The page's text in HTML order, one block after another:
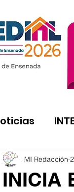
INICIA
MI Redacción